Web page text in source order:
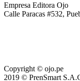
Empresa Editora Ojo
Calle Paracas #532,
Copyright © ojo.pe
2019 © PrenSmart